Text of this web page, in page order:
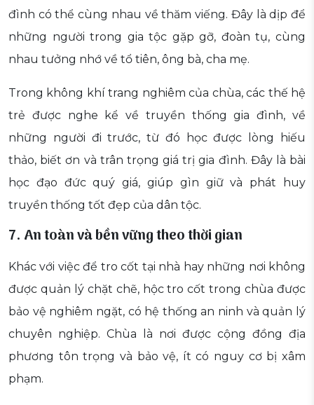
đình có thể cùng nhau về thăm viếng. Đây là dịp để
những người trong gia tộc gặp gỡ, đoàn tụ, cùng
nhau tưởng nhớ về tổ tiên, ông bà, cha mẹ.
Trong không khí trang nghiêm của chùa, các thế hệ
trẻ được nghe kể về truyền thống gia đình, về
những người đi trước, từ đó học được lòng hiếu
thảo, biết ơn và trân trọng giá trị gia đình. Đây là bài
học đạo đức quý giá, giúp gìn giữ và phát huy
truyền thống tốt đẹp của dân tộc.
7. An toàn và bền vững theo thời gian
Khác với việc để tro cốt tại nhà hay những nơi không
được quản lý chặt chẽ, hộc tro cốt trong chùa được
bảo vệ nghiêm ngặt, có hệ thống an ninh và quản lý
chuyên nghiệp. Chùa là nơi được cộng đồng địa
phương tôn trọng và bảo vệ, ít có nguy cơ bị xâm
phạm.